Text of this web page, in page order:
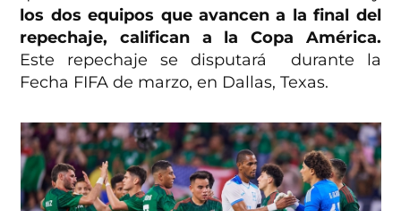
los dos equipos que avancen a la final del
repechaje, califican a la Copa América.
Este repechaje se disputará durante la
Fecha FIFA de marzo, en Dallas, Texas.